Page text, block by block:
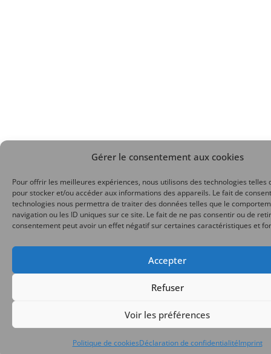
Gérer le consentement aux cookies
Pour offrir les meilleures expériences, nous utilisons des technologies telles
pour stocker et/ou accéder aux informations des appareils. Le fait de
technologies nous permettra de traiter des données telles que le
navigation ou les ID uniques sur ce site. Le fait de ne pas consentir ou de
consentement peut avoir un effet négatif sur certaines caractéristiques et
Accepter
Refuser
Voir les préférences
Politique de cookiesDéclaration de confidentialitéImprint